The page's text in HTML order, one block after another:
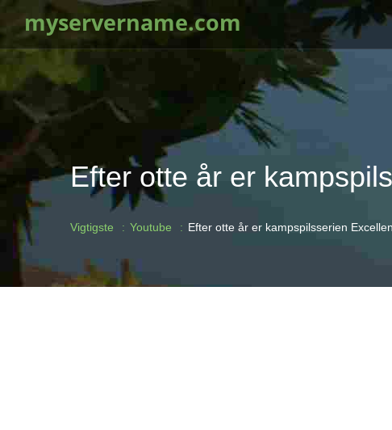
myservername.com
Efter otte år er
Vigtigste Youtube Efter otte år er kampspilsserien